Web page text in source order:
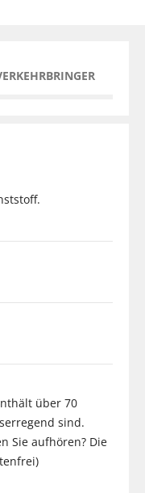
über 70
sind.
Sie aufhören? Die